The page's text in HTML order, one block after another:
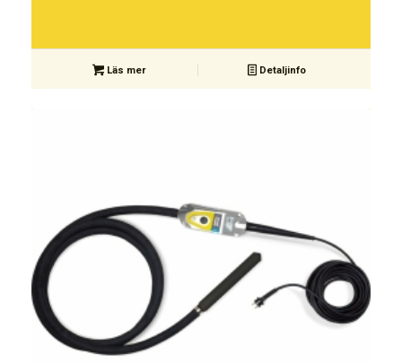
Läs mer Detaljinfo